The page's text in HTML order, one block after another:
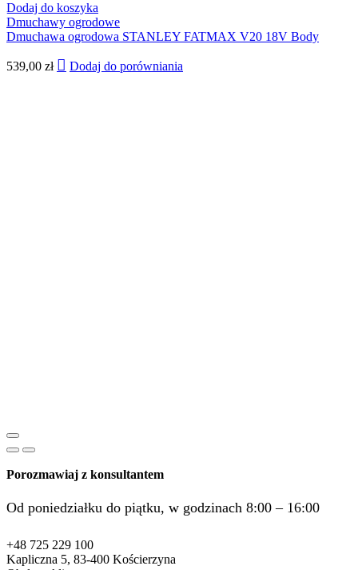
Dodaj do koszyka
Dmuchawy ogrodowe
Dmuchawa ogrodowa STANLEY FATMAX V20 18V Body
539,00 zł Dodaj do porówniania
Porozmawiaj z konsultantem
Od poniedziałku do piątku, w godzinach 8:00 – 16:00
+48 725 229 100
Kapliczna 5, 83-400 Kościerzyna